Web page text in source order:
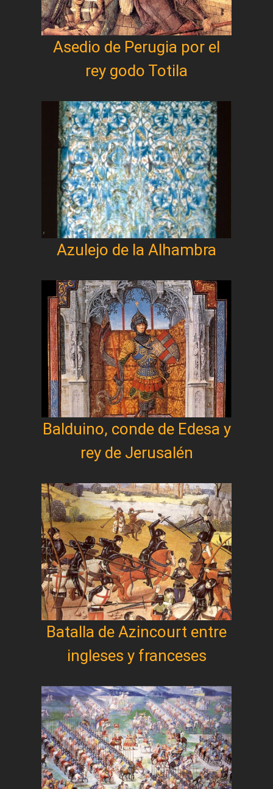
Asedio de Perugia por el
rey godo Totila
Azulejo de la Alhambra
Balduino, conde de Edesa y
rey de Jerusalén
Batalla de Azincourt entre
ingleses y franceses